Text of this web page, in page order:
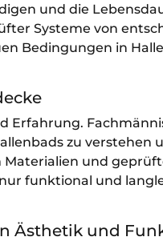
und die
Systeme von
Bedingungen in
Erfahrung.
zu verstehen
Materialien und
funktional und
Ästhetik und